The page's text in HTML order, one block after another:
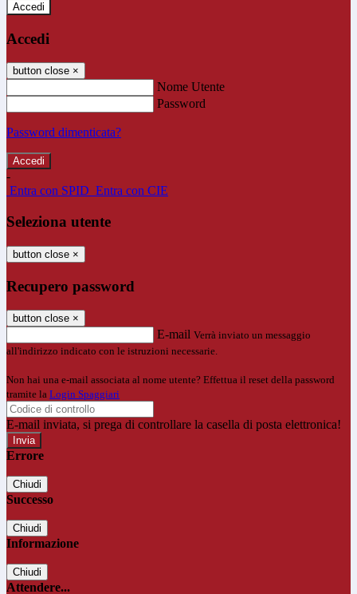
Accedi
Accedi
button close ×
Nome Utente
Password
Password dimenticata?
-
Entra con SPID Entra con CIE
Seleziona utente
button close ×
Recupero password
button close ×
E-mail Verrà inviato un messaggio
all'indirizzo indicato con le istruzioni necessarie.
Non hai una e-mail associata al nome utente? Effettua il reset della password
tramite la Login Spaggiari
E-mail inviata, si prega di controllare la casella di posta elettronica!
Errore
Chiudi
Successo
Chiudi
Informazione
Chiudi
Attendere...